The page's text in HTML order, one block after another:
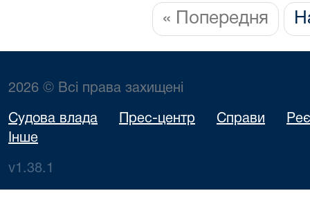
« Попередня
2026 © Всі права захищені
Судова влада Прес-центр Справи
Інше
v1.38.1